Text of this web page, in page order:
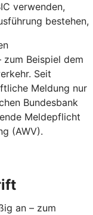
verwenden,
bestehen,
zum Beispiel dem
Seit
Meldung nur
Bundesbank
Meldepflicht
(AWV).
an – zum